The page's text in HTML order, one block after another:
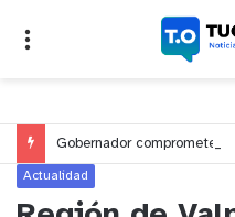
Actualidad